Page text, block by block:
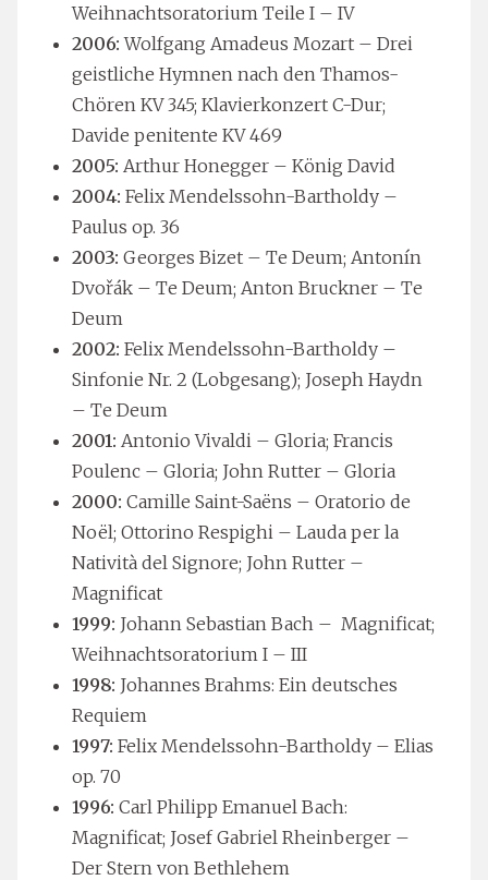
Weihnachtsoratorium Teile I – IV
2006: Wolfgang Amadeus Mozart – Drei
geistliche Hymnen nach den Thamos-
Chören KV 345; Klavierkonzert C-Dur;
Davide penitente KV 469
2005: Arthur Honegger – König David
2004: Felix Mendelssohn-Bartholdy –
Paulus op. 36
2003: Georges Bizet – Te Deum; Antonín
Dvořák – Te Deum; Anton Bruckner – Te
Deum
2002: Felix Mendelssohn-Bartholdy –
Sinfonie Nr. 2 (Lobgesang); Joseph Haydn
– Te Deum
2001: Antonio Vivaldi – Gloria; Francis
Poulenc – Gloria; John Rutter – Gloria
2000: Camille Saint-Saëns – Oratorio de
Noël; Ottorino Respighi – Lauda per la
Natività del Signore; John Rutter –
Magnificat
1999: Johann Sebastian Bach – Magnificat;
Weihnachtsoratorium I – III
1998: Johannes Brahms: Ein deutsches
Requiem
1997: Felix Mendelssohn-Bartholdy – Elias
op. 70
1996: Carl Philipp Emanuel Bach:
Magnificat; Josef Gabriel Rheinberger –
Der Stern von Bethlehem